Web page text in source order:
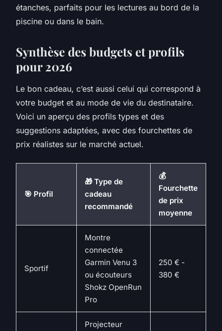
étanches, parfaits pour les lectures au bord de la
piscine ou dans le bain.
Synthèse des budgets et profils
pour 2026
Le bon cadeau, c’est aussi celui qui correspond à
votre budget et au mode de vie du destinataire.
Voici un aperçu des profils types et des
suggestions adaptées, avec des fourchettes de
prix réalistes sur le marché actuel.
🎯 Profil
🎁 Type de
cadeau
recommandé
💰
Fourchette
de prix
moyenne
Sportif
Montre
connectée
Garmin Venu 3
ou écouteurs
Shokz OpenRun
Pro
250 € -
380 €
Projecteur